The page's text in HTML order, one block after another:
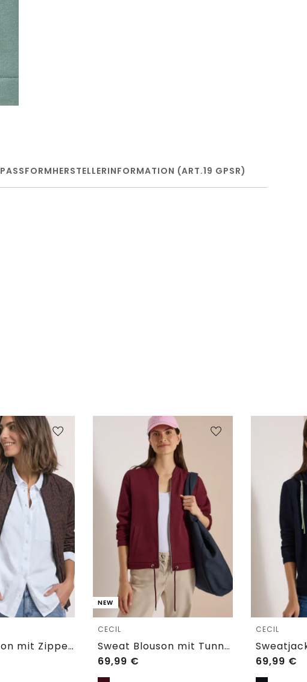
PASSFORMHERSTELLERINFORMATION (ART.19 GPSR)
Satin-Blouson mit Zipper und Leo-Print
NEW
CECIL
Sweat Blouson mit Tunnelzug
69,99 €
CECIL
69,99 €